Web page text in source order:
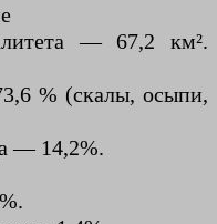
— 67,2 км².
% (скалы, осыпи,
— 14,2%.